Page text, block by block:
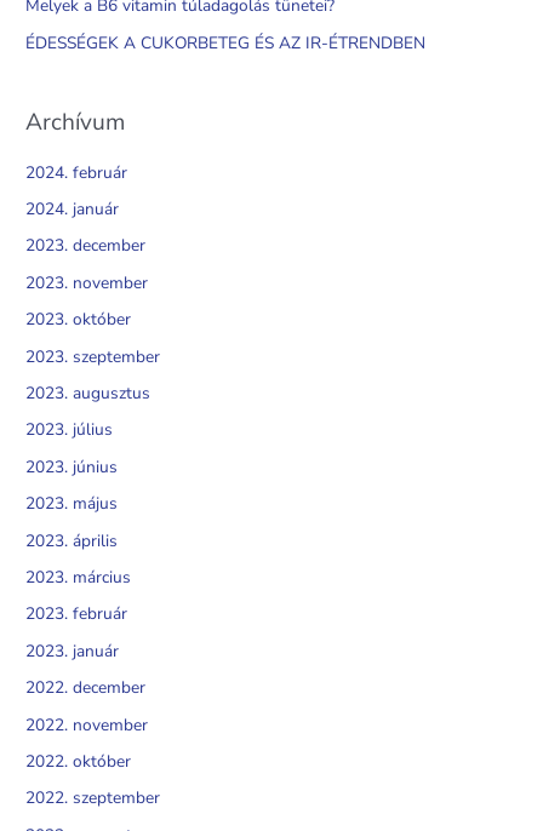
r
:
Melyek a B6 vitamin túladagolás tünetei?
ÉDESSÉGEK A CUKORBETEG ÉS AZ IR-ÉTRENDBEN
Archívum
2024. február
2024. január
2023. december
2023. november
2023. október
2023. szeptember
2023. augusztus
2023. július
2023. június
2023. május
2023. április
2023. március
2023. február
2023. január
2022. december
2022. november
2022. október
2022. szeptember